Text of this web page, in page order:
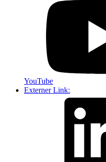
YouTube
Externer Link: